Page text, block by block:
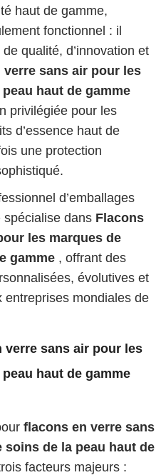
haut de gamme,
fonctionnel : il
qualité, d’innovation et
verre sans air pour les
haut de gamme
privilégiée pour les
d’essence haut de
une protection
d’emballages
spécialise dans Flacons
les marques de
gamme , offrant des
évolutives et
entreprises mondiales de
verre sans air pour les
haut de gamme
flacons en verre sans
de la peau haut de
facteurs majeurs :